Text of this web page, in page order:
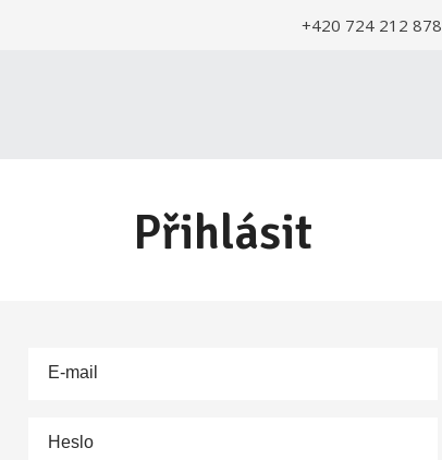
+420 724 212 878
Přihlásit
E-mail
Heslo